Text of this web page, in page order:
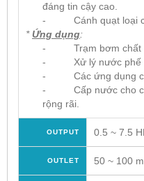
đáng tin cậy cao.
- Cánh quạt loại
* Ứng dụng:
- Trạm bơm chất
- Xử lý nước phế
- Các ứng dụng
- Cấp nước cho các
rộng rãi.
OUTPUT 0.5 ~ 7.5
OUTLET 50 ~ 100